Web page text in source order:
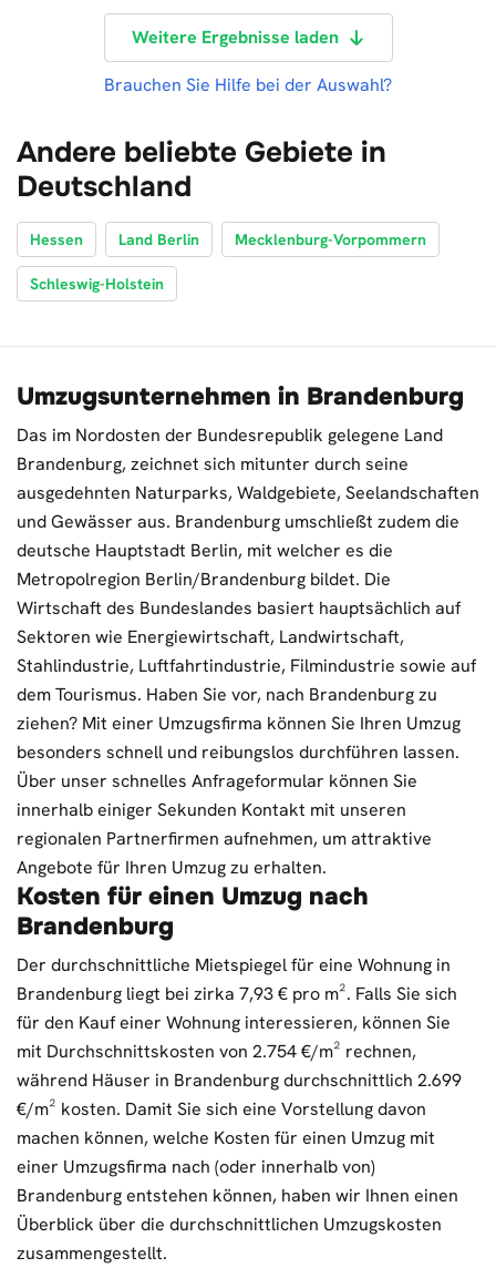
Weitere Ergebnisse laden
Brauchen Sie Hilfe bei der Auswahl?
Andere beliebte Gebiete in
Deutschland
Hessen Land Berlin Mecklenburg-Vorpommern
Schleswig-Holstein
Umzugsunternehmen in Brandenburg
Das im Nordosten der Bundesrepublik gelegene Land
Brandenburg, zeichnet sich mitunter durch seine
ausgedehnten Naturparks, Waldgebiete, Seelandschaften
und Gewässer aus. Brandenburg umschließt zudem die
deutsche Hauptstadt Berlin, mit welcher es die
Metropolregion Berlin/Brandenburg bildet. Die
Wirtschaft des Bundeslandes basiert hauptsächlich auf
Sektoren wie Energiewirtschaft, Landwirtschaft,
Stahlindustrie, Luftfahrtindustrie, Filmindustrie sowie auf
dem Tourismus. Haben Sie vor, nach Brandenburg zu
ziehen? Mit einer Umzugsfirma können Sie Ihren Umzug
besonders schnell und reibungslos durchführen lassen.
Über unser schnelles Anfrageformular können Sie
innerhalb einiger Sekunden Kontakt mit unseren
regionalen Partnerfirmen aufnehmen, um attraktive
Angebote für Ihren Umzug zu erhalten.
Kosten für einen Umzug nach
Brandenburg
Der durchschnittliche Mietspiegel für eine Wohnung in
Brandenburg liegt bei zirka 7,93 € pro m². Falls Sie sich
für den Kauf einer Wohnung interessieren, können Sie
mit Durchschnittskosten von 2.754 €/m² rechnen,
während Häuser in Brandenburg durchschnittlich 2.699
€/m² kosten. Damit Sie sich eine Vorstellung davon
machen können, welche Kosten für einen Umzug mit
einer Umzugsfirma nach (oder innerhalb von)
Brandenburg entstehen können, haben wir Ihnen einen
Überblick über die durchschnittlichen Umzugskosten
zusammengestellt.